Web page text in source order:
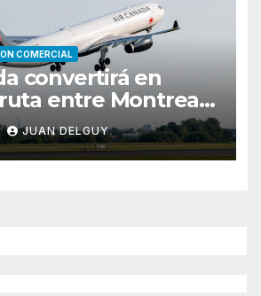
COMERCIAL
convertirá en
entre Montreal
Guatemala
JUAN DELGUY